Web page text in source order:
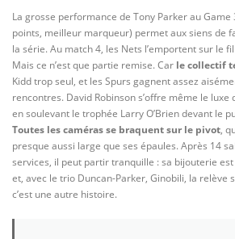
La grosse performance de Tony Parker au Game
points, meilleur marqueur) permet aux siens de
la série. Au match 4, les Nets l’emportent sur le
Mais ce n’est que partie remise. Car le collectif
Kidd trop seul, et les Spurs gagnent assez
rencontres. David Robinson s’offre même le
en soulevant le trophée Larry O’Brien devant le
Toutes les caméras se braquent sur le pivot,
presque aussi large que ses épaules. Après 14
services, il peut partir tranquille : sa bijouterie
et, avec le trio Duncan-Parker, Ginobili, la relève
c’est une autre histoire.